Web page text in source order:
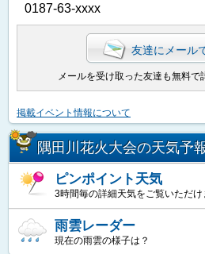
0187-63-xxxx
友達にメール
メールを受け取った友達も無料で
掲載イベント情報について
隅田川花火大会の天気予
ピンポイント天気
3時間毎の詳細天気をご覧いただけ
雨雲レーダー
現在の雨雲の様子は？